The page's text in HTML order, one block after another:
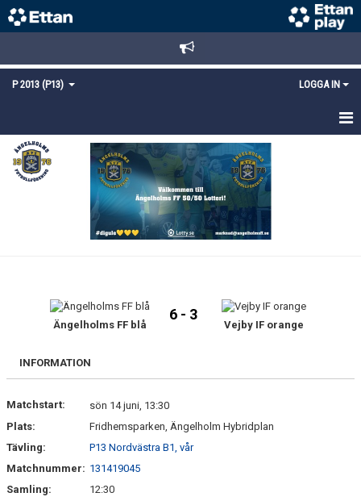
P 2013 (P13) LOGGA IN
HEM
NYHETER
KONTAKTÄngelholms FF blå
6 - 3
Vejby IF orange
INFORMATION
Matchstart:
sön 14 juni, 13:30
Plats:
Fridhemsparken, Ängelholm Hybridplan
Tävling:
P13 Nordvästra B1, vår
Matchnummer: 131419045
Samling:
12:30